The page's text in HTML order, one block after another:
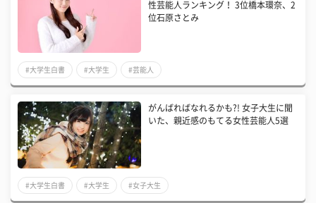
性芸能人ランキング！ 3位橋本環奈、2
位石原さとみ
#大学生白書 #大学生 #芸能人
がんばればなれるかも?! 女子大生に聞
いた、親近感のもてる女性芸能人5選
#大学生白書 #大学生 #女子大生